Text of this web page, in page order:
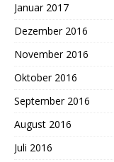
Januar 2017
Dezember 2016
November 2016
Oktober 2016
September 2016
August 2016
Juli 2016